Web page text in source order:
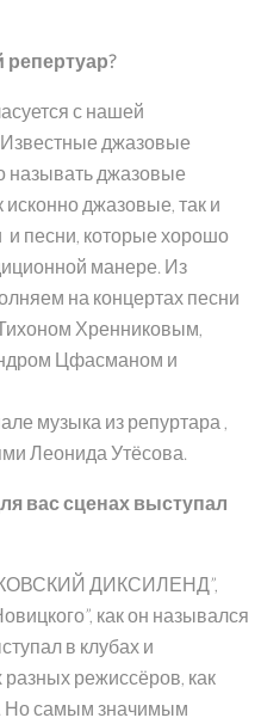
репертуар?
с нашей
джазовые
называть джазовые
исконно джазовые, так и
песни, которые хорошо
манере. Из
на концертах песни
Хренниковым,
Цфасманом и
музыка из репуртара ,
Леонида Утёсова.
вас сценах выступал
ДИКСИЛЕНД”,
как он назывался
в клубах и
режиссёров, как
Но самым значимым